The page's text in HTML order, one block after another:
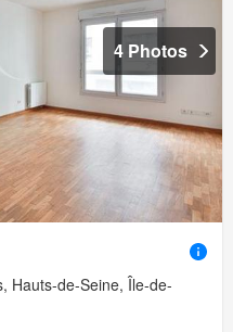
4 Photos
Hauts-de-Seine, Île-de-